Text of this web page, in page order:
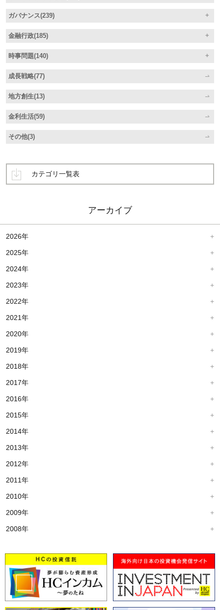
ガバナンス(239)
金融行政(185)
時事問題(140)
成長戦略(77)
地方創生(13)
金利生活(59)
その他(3)
カテゴリ一覧表
アーカイブ
2026年
2025年
2024年
2023年
2022年
2021年
2020年
2019年
2018年
2017年
2016年
2015年
2014年
2013年
2012年
2011年
2010年
2009年
2008年